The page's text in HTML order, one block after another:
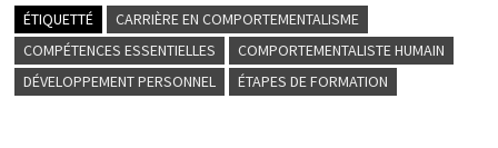
ÉTIQUETTÉ
CARRIÈRE EN COMPORTEMENTALISME
COMPÉTENCES ESSENTIELLES
COMPORTEMENTALISTE HUMAIN
DÉVELOPPEMENT PERSONNEL
ÉTAPES DE FORMATION